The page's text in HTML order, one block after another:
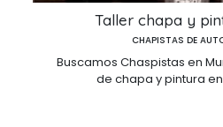
Taller chapa y
CHAPISTAS DE
Buscamos Chaspistas en
de chapa y pintura